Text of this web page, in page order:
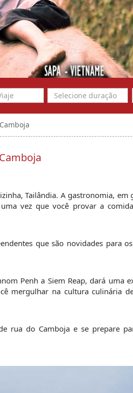
Tailândia. A gastronomia, em
vez que você provar a
que são novidades para
Penh a Siem Reap, dará uma
mergulhar na cultura culinária
rua do Camboja e se prepare